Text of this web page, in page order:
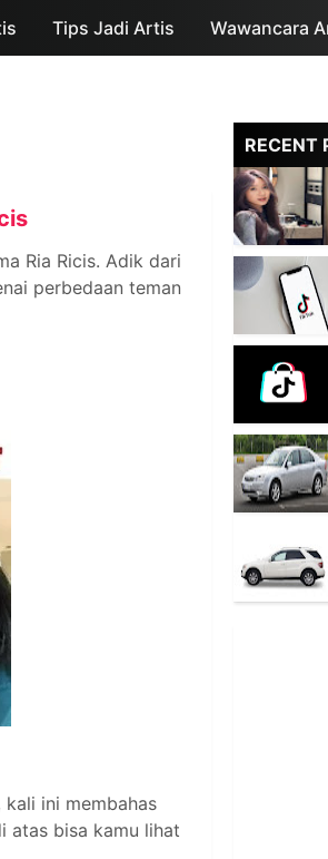
content
Tips Jadi Artis Wawancara
Ria Ricis. Adik dari
perbedaan teman
ini membahas
atas bisa kamu lihat
RECENT